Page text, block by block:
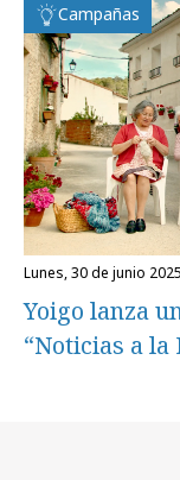
Campañas
lunes, 30 de junio 2025
Yoigo lanza
“Noticias a la